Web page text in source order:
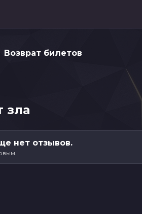
Возврат билетов
зла
нет отзывов.